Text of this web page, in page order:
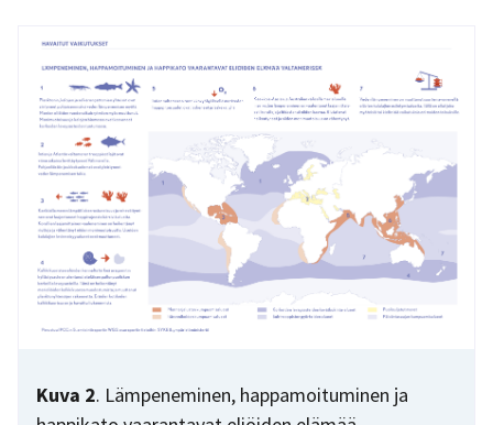
Kuva 2. Lämpeneminen, happamoituminen ja